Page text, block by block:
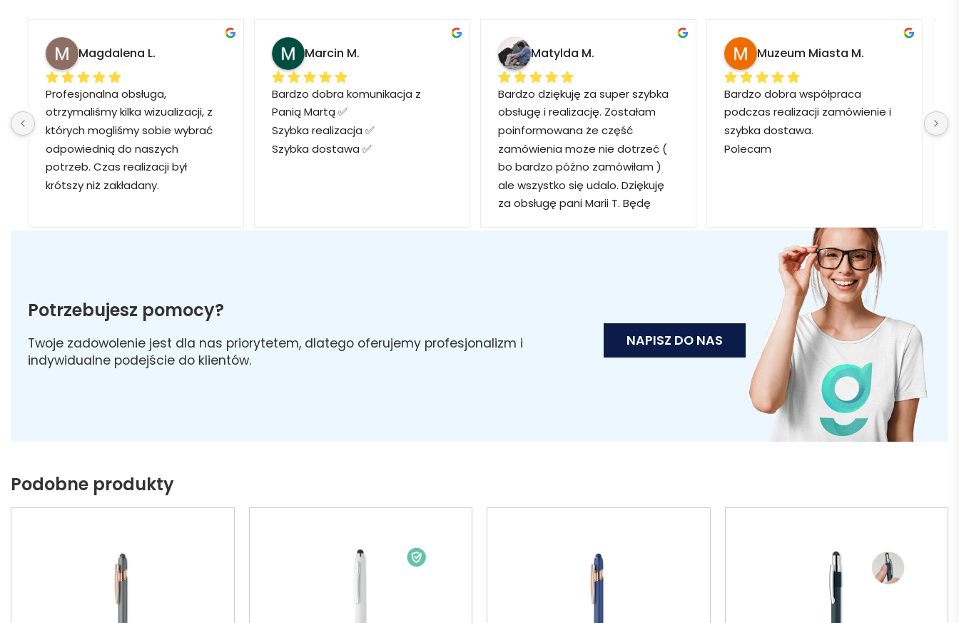
Magdalena L.
Profesjonalna obsługa,
otrzymaliśmy kilka wizualizacji, z
których mogliśmy sobie wybrać
odpowiednią do naszych
potrzeb. Czas realizacji był
krótszy niż zakładany.
Marcin M.
Bardzo dobra komunikacja z
Panią Martą ✅
Szybka realizacja ✅
Szybka dostawa ✅
Matylda M.
Bardzo dziękuję za super szybka
obsługę i realizację. Zostałam
poinformowana że część
zamówienia może nie dotrzeć (
bo bardzo późno zamówiłam )
ale wszystko się udalo. Dziękuję
za obsługę pani Marii T. Będę
Muzeum Miasta M.
Bardzo dobra współpraca
podczas realizacji zamówienie i
szybka dostawa.
Polecam
Potrzebujesz pomocy?
Twoje zadowolenie jest dla nas priorytetem, dlatego oferujemy profesjonalizm i
indywidualne podejście do klientów.
NAPISZ DO NAS
Podobne produkty